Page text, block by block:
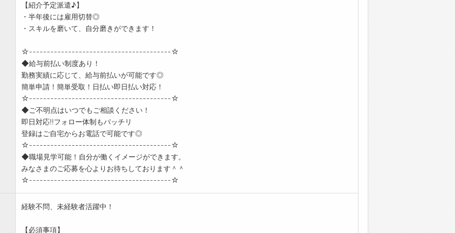
【紹介予定派遣♪】
・半年後には雇用切替◎
・スキルを磨いて、自分磨きができます！
☆----------------------------------------☆
◆給与前払い制度あり！
勤務実績に応じて、給与前払いが可能です◎
簡単申請！簡単受取！日払い即日払い対応！
☆----------------------------------------☆
◆ご不明点はいつでもご相談ください！
即日対応!!フォロー体制もバッチリ
登録はご自宅からお電話で可能です◎
☆----------------------------------------☆
◆職場見学可能！自分が働くイメージができます。
みなさまのご応募を心よりお待ちしております＾＾
☆----------------------------------------☆
経験不問、未経験者活躍中！
【必須事項】